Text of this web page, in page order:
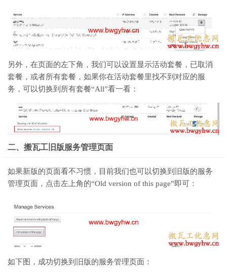
另外，在页面的左下角，我们可以设置显示活动套餐，已取消
套餐，或者所有套餐，如果你在活动套餐里找不到对应的服
务，可以切换到所有套餐“All”看一看：
二、搬瓦工旧版服务管理页面
如果新版的页面看不习惯，目前我们也可以切换到旧版的服务
管理页面，点击左上角的“Old version of this page”即可：
如下图，成功切换到旧版的服务管理页面：